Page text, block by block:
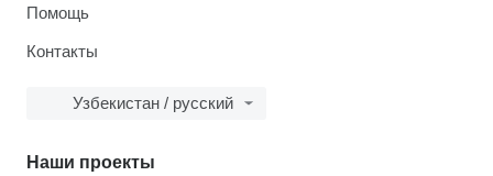
Помощь
Контакты
Узбекистан / русский
Наши проекты